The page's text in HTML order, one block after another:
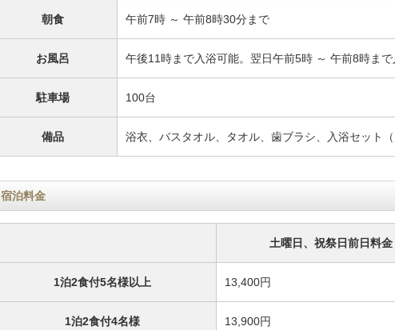
朝食 午前7時 ～ 午前8時30分まで
お風呂 午後11時まで入浴可能。翌日午前5時 ～ 午前8時まで
駐車場 100台
備品 浴衣、バスタオル、タオル、歯ブラシ、入浴セット
宿泊料金
土曜日、祝祭日前日料金
1泊2食付5名様以上 13,400円
1泊2食付4名様 13,900円